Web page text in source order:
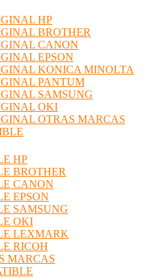
HP
BROTHER
CANON
EPSON
KONICA MINOLTA
PANTUM
SAMSUNG
OKI
OTRAS MARCAS
HP
BROTHER
CANON
EPSON
SAMSUNG
OKI
LEXMARK
RICOH
MARCAS